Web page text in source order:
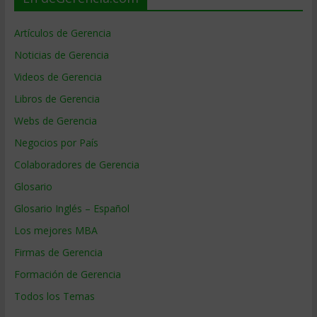
Artículos de Gerencia
Noticias de Gerencia
Videos de Gerencia
Libros de Gerencia
Webs de Gerencia
Negocios por País
Colaboradores de Gerencia
Glosario
Glosario Inglés – Español
Los mejores MBA
Firmas de Gerencia
Formación de Gerencia
Todos los Temas